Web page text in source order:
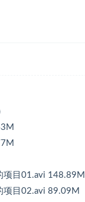
项目01.avi 148.89M
项目02.avi 89.09M